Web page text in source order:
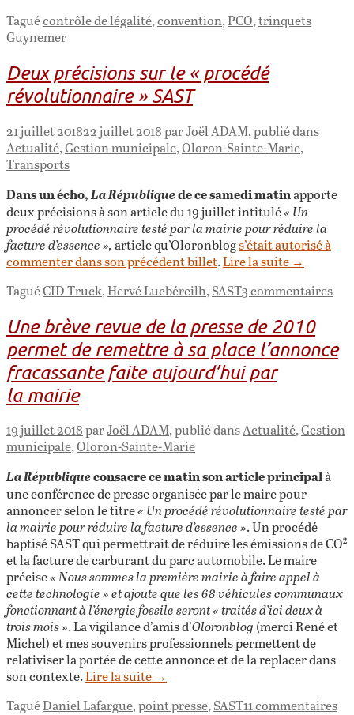
Taguécontrôle de légalité,convention,PCO,trinquets
Guynemer
Deux précisions sur le « procédé
révolutionnaire » SAST
21 juillet 201822 juillet 2018parJoël ADAM, publié dans
Actualité,Gestion municipale,Oloron-Sainte-Marie,
Transports
Dans un écho,La Républiquede ce samedi matinapporte
deux précisions à son article du 19 juillet intitulé« Un
procédé révolutionnaire testé par la mairie pour réduire la
facture d’essence »,article qu’Oloronblogs’était autorisé à
commenter dans son précédent billet.Lire la suite →
TaguéCID Truck,Hervé Lucbéreilh, SAST3 commentaires
Une brève revue de la presse de 2010
permet de remettre à sa place l’annonce
fracassante faite aujourd’hui par
la mairie
19 juillet 2018parJoël ADAM, publié dansActualité,Gestion
municipale,Oloron-Sainte-Marie
La Républiqueconsacre ce matin son article principalà
une conférence de presse organisée par le maire pour
annoncer selon le titre« Un procédé révolutionnaire testé par
la mairie pour réduire la facture d’essence ». Un procédé
baptisé SAST qui permettrait de réduire les émissions de CO²
et la facture de carburant du parc automobile. Le maire
précise« Nous sommes la première mairie à faire appel à
cette technologie » et ajoute que les 68 véhicules communaux
fonctionnant à l’énergie fossile seront « traités d’ici deux à
trois mois ». La vigilance d’amis d’Oloronblog (merci René et
Michel) et mes souvenirs professionnels permettent de
relativiser la portée de cette annonce et de la replacer dans
son contexte.Lire la suite →
TaguéDaniel Lafargue,point presse,SAST11 commentaires